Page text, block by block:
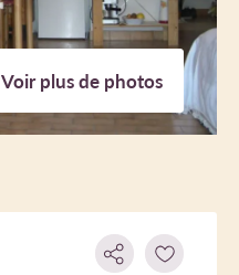
Voir plus de photos